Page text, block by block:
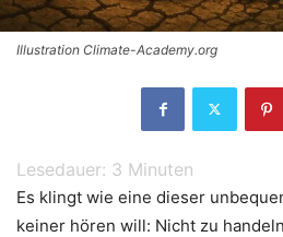
Illustration Climate-Academy.org
Lesedauer: 3 Minuten
Es klingt wie eine dieser
keiner hören will: Nicht zu